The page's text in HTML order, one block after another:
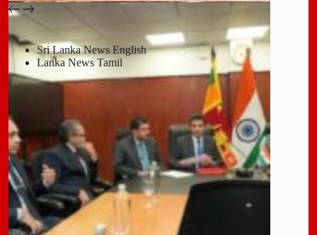
பதுளை மாநகர சபையின் NPP உறுப்பினர் திடீர் ராஜினாமா!
July 14, 2026
Sri Lanka News English
Lanka News Tamil
Leave a Reply
You must be
logged into post a comment.